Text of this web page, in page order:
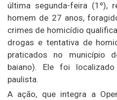
última segunda-feira (1º),
homem de 27 anos,
crimes de homicídio
drogas e tentativa de
praticados no município
baiano). Ele foi
paulista.
A ação, que integra a